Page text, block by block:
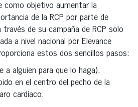
como objetivo aumentar la
de la RCP por parte de
de su campaña de RCP solo
a nivel nacional por Elevance
estos dos sencillos pasos:
a alguien para que lo haga).
en el centro del pecho de la
cardíaco.